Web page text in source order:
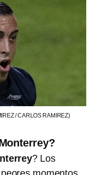
/ CARLOS RAMIREZ)
? Los